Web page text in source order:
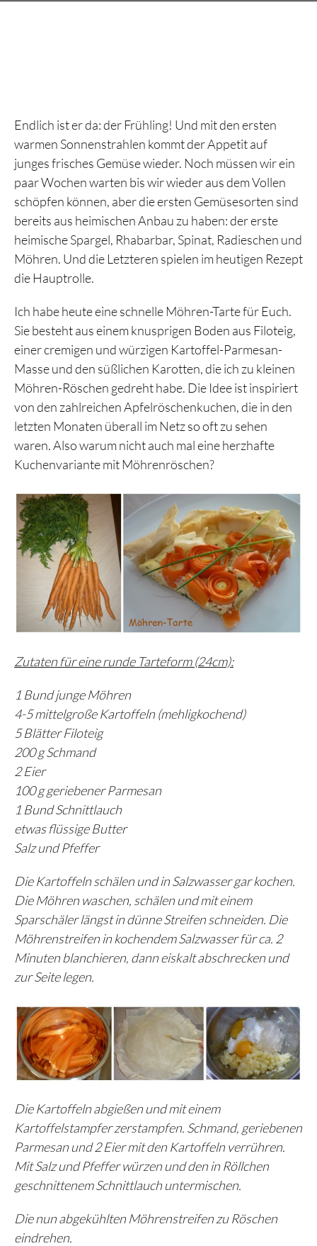
Endlich ist er da: der Frühling! Und mit den ersten
warmen Sonnenstrahlen kommt der Appetit auf
junges frisches Gemüse wieder. Noch müssen wir ein
paar Wochen warten bis wir wieder aus dem Vollen
schöpfen können, aber die ersten Gemüsesorten sind
bereits aus heimischen Anbau zu haben: der erste
heimische Spargel, Rhabarbar, Spinat, Radieschen und
Möhren. Und die Letzteren spielen im heutigen Rezept
die Hauptrolle.
Ich habe heute eine schnelle Möhren-Tarte für Euch.
Sie besteht aus einem knusprigen Boden aus Filoteig,
einer cremigen und würzigen Kartoffel-Parmesan-
Masse und den süßlichen Karotten, die ich zu kleinen
Möhren-Röschen gedreht habe. Die Idee ist inspiriert
von den zahlreichen Apfelröschenkuchen, die in den
letzten Monaten überall im Netz so oft zu sehen
waren. Also warum nicht auch mal eine herzhafte
Kuchenvariante mit Möhrenröschen?
Zutaten für eine runde Tarteform (24cm):
1 Bund junge Möhren
4-5 mittelgroße Kartoffeln (mehligkochend)
5 Blätter Filoteig
200 g Schmand
2 Eier
100 g geriebener Parmesan
1 Bund Schnittlauch
etwas flüssige Butter
Salz und Pfeffer
Die Kartoffeln schälen und in Salzwasser gar kochen.
Die Möhren waschen, schälen und mit einem
Sparschäler längst in dünne Streifen schneiden. Die
Möhrenstreifen in kochendem Salzwasser für ca. 2
Minuten blanchieren, dann eiskalt abschrecken und
zur Seite legen.
Die Kartoffeln abgießen und mit einem
Kartoffelstampfer zerstampfen. Schmand, geriebenen
Parmesan und 2 Eier mit den Kartoffeln verrühren.
Mit Salz und Pfeffer würzen und den in Röllchen
geschnittenem Schnittlauch untermischen.
Die nun abgekühlten Möhrenstreifen zu Röschen
eindrehen.